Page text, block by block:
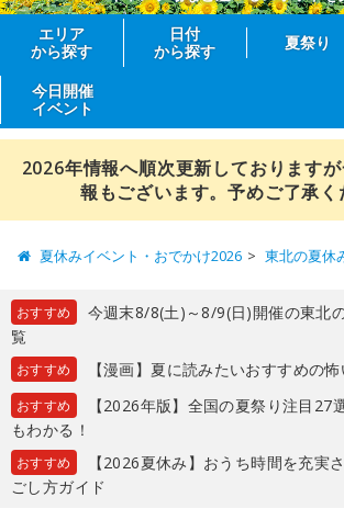
エリア
から探す
日付
から探す
夏祭り
今日開催
イベント
2026年情報へ順次更新しております
報もございます。予めご了承く
夏休みイベント・おでかけ2026 東北の夏休
おすすめ
今週末8/8(土)～8/9(日)開催の東北
覧
おすすめ 【漫画】夏に読みたいおすすめの
おすすめ
【2026年版】全国の夏祭り注目27
もわかる！
おすすめ
【2026夏休み】おうち時間を充実
ごし方ガイド